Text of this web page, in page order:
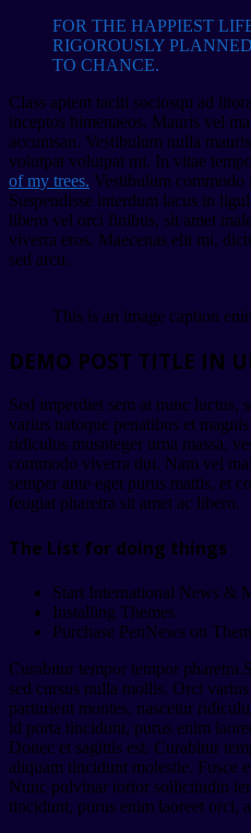
FOR THE HAPPIEST
RIGOROUSLY
TO CHANCE.
Class aptent taciti sociosqu ad
inceptos himenaeos. Mauris vel
accumsan. Vestibulum nulla
volutpat volutpat mi. In vitae
of my trees. Vestibulum
Suspendisse interdum lacus in
libero vel orci finibus, sit amet
viverra eros. Maecenas elit mi,
sed arcu.
This is an image caption
DEMO POST TITLE IN
Sed imperdiet sem at nunc luctus,
varius natoque penatibus et
ridiculus musnteger urna massa,
commodo viverra dui. Nam vel
semper ante eget purus mattis, et
feugiat pharetra sit amet ac libero.
The List for doing things
Start International News &
Installing Themes
Purchase PenNews on
Curabitur tempor tempor
sed cursus nulla mollis. Orci
parturient montes, nascetur
id porta tincidunt, purus enim
Donec et sagittis est. Curabitur
aliquam tincidunt molestie. Fusce
Nunc pulvinar tortor sollicitudin
tincidunt, purus enim laoreet orci,